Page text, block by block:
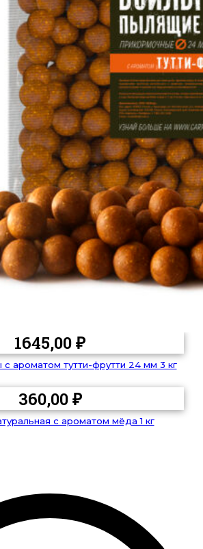
1645,00₽
ароматом тутти-фрутти 24 мм 3 кг
360,00₽
с ароматом мёда 1 кг